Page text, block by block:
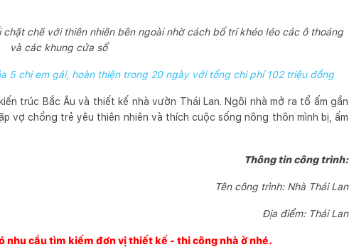
chẽ với thiên nhiên bên ngoài nhờ cách bố trí khéo léo các ô thoáng
và các khung cửa sổ
5 chị em gái, hoàn thiện trong 20 ngày với tổng chi phí 102 triệu đồng
trúc Bắc Âu và thiết kế nhà vườn Thái Lan. Ngôi nhà mở ra tổ ấm gần
vợ chồng trẻ yêu thiên nhiên và thích cuộc sống nông thôn mình bị, ấm
Thông tin công trình:
Tên công trình: Nhà Thái Lan
Địa điểm: Thái Lan
cầu tìm kiếm đơn vị thiết kế - thi công nhà ở nhé.